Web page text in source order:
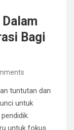
Bagi
tuntutan dan
untuk
untuk fokus